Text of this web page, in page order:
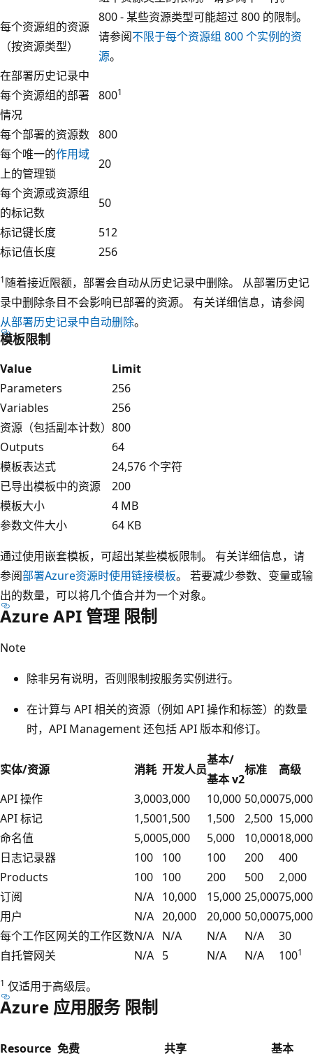
每个资源组的资源
（按资源类型）
800 - 某些资源类型可能超过 800 的限制。
请参阅不限于每个资源组 800 个实例的资
源。
在部署历史记录中
每个资源组的部署
情况
8001
每个部署的资源数 800
每个唯一的作用域
上的管理锁
20
每个资源或资源组
的标记数
50
标记键长度
512
标记值长度
256
1随着接近限额，部署会自动从历史记录中删除。 从部署历史记
录中删除条目不会影响已部署的资源。 有关详细信息，请参阅
从部署历史记录中自动删除。
模板限制
Value
Limit
Parameters
256
Variables
256
资源（包括副本计数） 800
Outputs
64
模板表达式
24,576 个字符
已导出模板中的资源
200
模板大小
4 MB
参数文件大小
64 KB
通过使用嵌套模板，可超出某些模板限制。 有关详细信息，请
参阅部署Azure资源时使用链接模板。 若要减少参数、变量或输
出的数量，可以将几个值合并为一个对象。
Azure API 管理 限制
Note
除非另有说明，否则限制按服务实例进行。
在计算与 API 相关的资源（例如 API 操作和标签）的数量
时，API Management 还包括 API 版本和修订。
实体/资源 消耗 开发人员
基本/
基本 v2
标准
高级
API 操作
3,0003,000 10,000 50,00075,000
API 标记
1,5001,500 1,500 2,500 15,000
命名值
5,0005,000 5,000 10,00018,000
日志记录器
100 100 100 200
400
Products
100 100 200 500
2,000
订阅
N/A 10,000 15,000 25,00075,000
用户
N/A 20,000 20,000 50,00075,000
每个工作区网关的工作区数N/A N/A N/A N/A
30
自托管网关
N/A 5 N/A N/A 1001
1 仅适用于高级层。
Azure 应用服务 限制
Resource 免费 共享
基本